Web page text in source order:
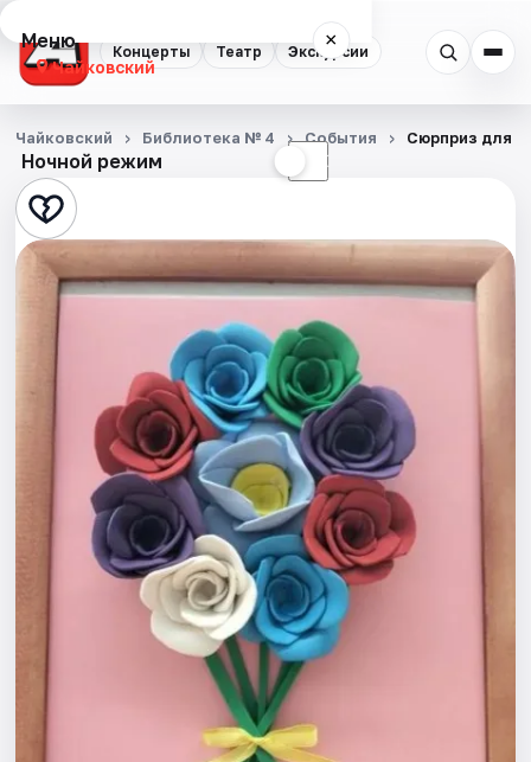
Концерты Театр Экскурсии
Меню ×
Чайковский
Концерты
Театр
Экскурсии
События
Города
Площадки
Артисты
Рейтинги
Ночной режим ☾
Чайковский Библиотека № 4 События Сюрприз для